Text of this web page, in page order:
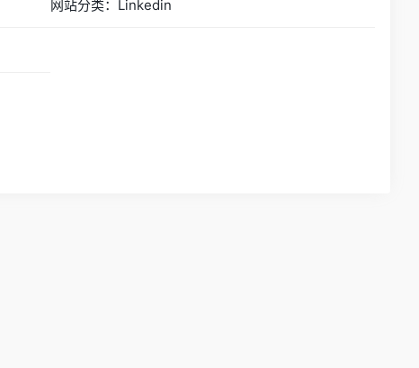
网站分类：Linkedin